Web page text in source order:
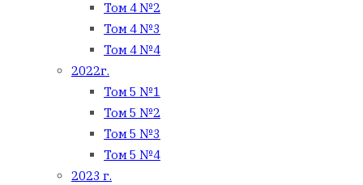
Том 4 №2
Том 4 №3
Том 4 №4
2022г.
Том 5 №1
Том 5 №2
Том 5 №3
Том 5 №4
2023 г.